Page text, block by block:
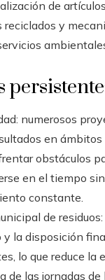
de
reciclados y
numerosos
en ámbitos
obstáculos
en el tiempo
constante.
de residuos:
y la disposición
lo que reduce la
de las jornadas de